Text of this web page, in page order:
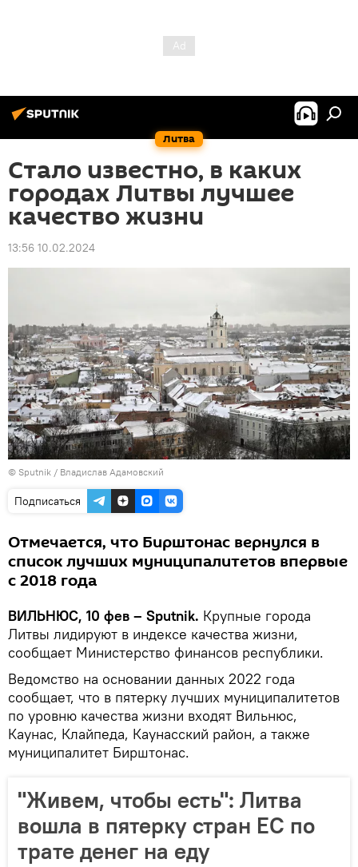
Литва
Стало известно, в каких
городах Литвы лучшее
качество жизни
13:56 10.02.2024
© Sputnik / Владислав Адамовский
Подписаться
Отмечается, что Бирштонас вернулся в
список лучших муниципалитетов впервые
с 2018 года
ВИЛЬНЮС, 10 фев – Sputnik. Крупные города
Литвы лидируют в индексе качества жизни,
сообщает Министерство финансов республики.
Ведомство на основании данных 2022 года
сообщает, что в пятерку лучших муниципалитетов
по уровню качества жизни входят Вильнюс,
Каунас, Клайпеда, Каунасский район, а также
муниципалитет Бирштонас.
"Живем, чтобы есть": Литва
вошла в пятерку стран ЕС по
трате денег на еду